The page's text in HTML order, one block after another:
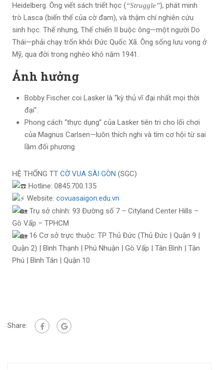
Heidelberg. Ông viết sách triết học (“Struggle”), phát minh
trò Lasca (biến thể của cờ đam), và thậm chí nghiên cứu
sinh học. Thế nhưng, Thế chiến II buộc ông—một người Do
Thái—phải chạy trốn khỏi Đức Quốc Xã. Ông sống lưu vong ở
Mỹ, qua đời trong nghèo khó năm 1941.
Ảnh hưởng
Bobby Fischer coi Lasker là “kỳ thủ vĩ đại nhất mọi thời
đại”.
Phong cách “thực dụng” của Lasker tiên tri cho lối chơi
của Magnus Carlsen—luôn thích nghi và tìm cơ hội từ sai
lầm đối phương.
HỆ THỐNG TT CỜ VUA SÀI GÒN (SGC)
Hotline: 0845.700.135
Website: covuasaigon.edu.vn
Trụ sở chính: 93 Đường số 7 – Cityland Center Hills –
Gò Vấp – TPHCM
16 Cơ sở trực thuộc: TP Thủ Đức (Thủ Đức | Quận 9 |
Quận 2) | Bình Thạnh | Phú Nhuận | Gò Vấp | Tân Bình | Tân
Phú | Bình Tân | Quận 10
Share: